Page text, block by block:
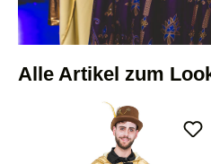
Alle Artikel zum